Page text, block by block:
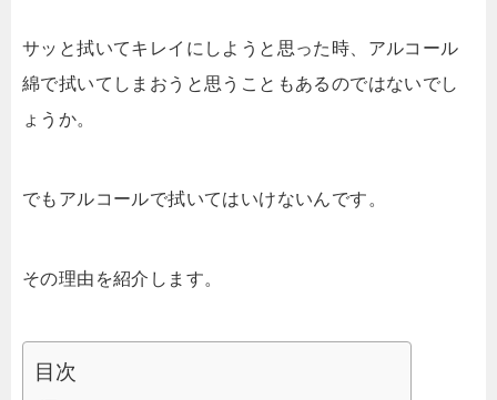
サッと拭いてキレイにしようと思った時、アルコール
綿で拭いてしまおうと思うこともあるのではないでし
ょうか。
でもアルコールで拭いてはいけないんです。
その理由を紹介します。
目次